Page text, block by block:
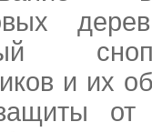
и их
от